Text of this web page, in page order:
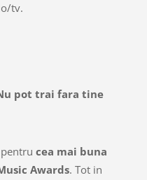
tv.
pot trai fara tine
cea mai buna
Awards. Tot in